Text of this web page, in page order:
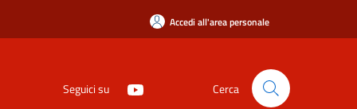
Accedi all'area personale
Seguici su Cerca